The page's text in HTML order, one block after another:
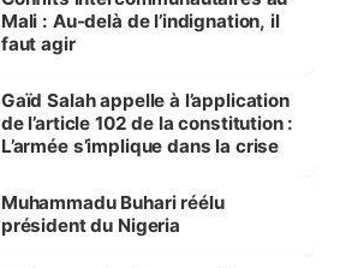
Mali : Au-delà de l’indignation, il
faut agir
Gaïd Salah appelle à l’application
de l’article 102 de la constitution :
L’armée s’implique dans la crise
Muhammadu Buhari réélu
président du Nigeria